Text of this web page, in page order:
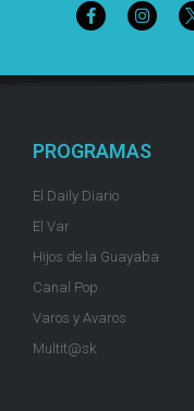
PROGRAMAS
El Daily Diario
El Var
Hijos de la Guayaba
Canal Pop
Varos y Avaros
Multit@sk